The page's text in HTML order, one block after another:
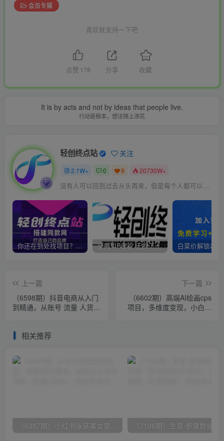
会员专属
喜欢就支持一下吧
点赞 178 分享 收藏
It is by acts and not by ideas that people live.
行动是根本，想法锦上添花
轻创终点站 关注
2.1W+ 0 9 20730W+
没有人可以回到过去从头再来，但是每个人都可以从今天开始，创造一个全新的结局
你还在到处找项目？还在当韭菜？我靠卖项目一个月收入5万+，曾经我也是个失败者。 全网VIP课程 无损下载~
上一篇
（6598期）抖音电商从入门
到精通，从账号 流量 人货场
下一篇
（6602期）高端AI绘画cps
项目，多维度变现，小白也
相关推荐
（6387期）小红书泳装美女变现，免费提供素材，收益无上限可矩阵（教程+素材）